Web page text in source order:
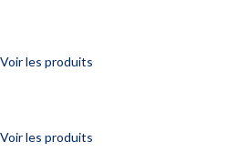
Voir les produits
Voir les produits